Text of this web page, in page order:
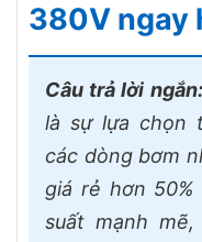
380V ngay
Câu trả lời ngắn:
là sự lựa chọn
các dòng bơm
giá rẻ hơn
suất mạnh